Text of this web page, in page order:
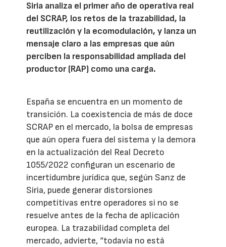
Siria analiza el primer año de operativa real
del SCRAP, los retos de la trazabilidad, la
reutilización y la ecomodulación, y lanza un
mensaje claro a las empresas que aún
perciben la responsabilidad ampliada del
productor (RAP) como una carga.
España se encuentra en un momento de
transición. La coexistencia de más de doce
SCRAP en el mercado, la bolsa de empresas
que aún opera fuera del sistema y la demora
en la actualización del Real Decreto
1055/2022 configuran un escenario de
incertidumbre jurídica que, según Sanz de
Siria, puede generar distorsiones
competitivas entre operadores si no se
resuelve antes de la fecha de aplicación
europea. La trazabilidad completa del
mercado, advierte, “todavía no está